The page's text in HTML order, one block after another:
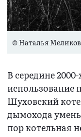
© Наталья
В середине
использование
Шуховский
дымохода
пор котельная